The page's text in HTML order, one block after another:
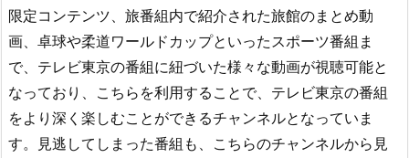
限定コンテンツ、旅番組内で紹介された旅館のまとめ動
画、卓球や柔道ワールドカップといったスポーツ番組ま
で、テレビ東京の番組に紐づいた様々な動画が視聴可能と
なっており、こちらを利用することで、テレビ東京の番組
をより深く楽しむことができるチャンネルとなっていま
す。見逃してしまった番組も、こちらのチャンネルから見